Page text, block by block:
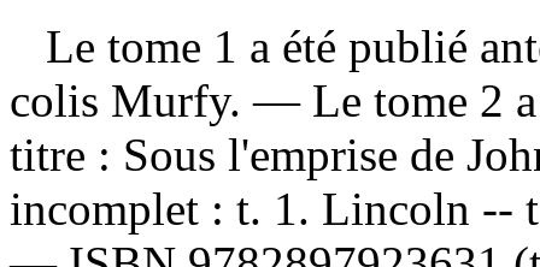
Le tome 1 a été publié
colis Murfy. — Le tome 2 a
titre : Sous l'emprise de
incomplet : t. 1. Lincoln --